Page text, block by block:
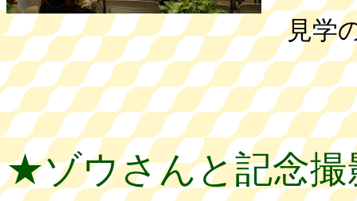
見学の合間に
★ゾウさんと記念撮